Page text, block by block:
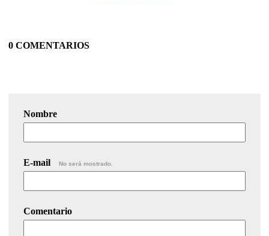
0 COMENTARIOS
Nombre
E-mail No será mostrado.
Comentario